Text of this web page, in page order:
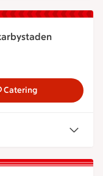
är öppen
Catering